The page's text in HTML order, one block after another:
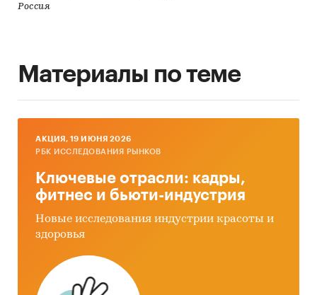
Россия
Материалы по теме
AКЦИЯ, 19 ИЮНЯ 2026
РБК ИССЛЕДОВАНИЯ РЫНКОВ
Ключевые отрасли: кадры,
фитнес и бьюти-индустрия
Новые исследования индустрии красоты и
здоровья